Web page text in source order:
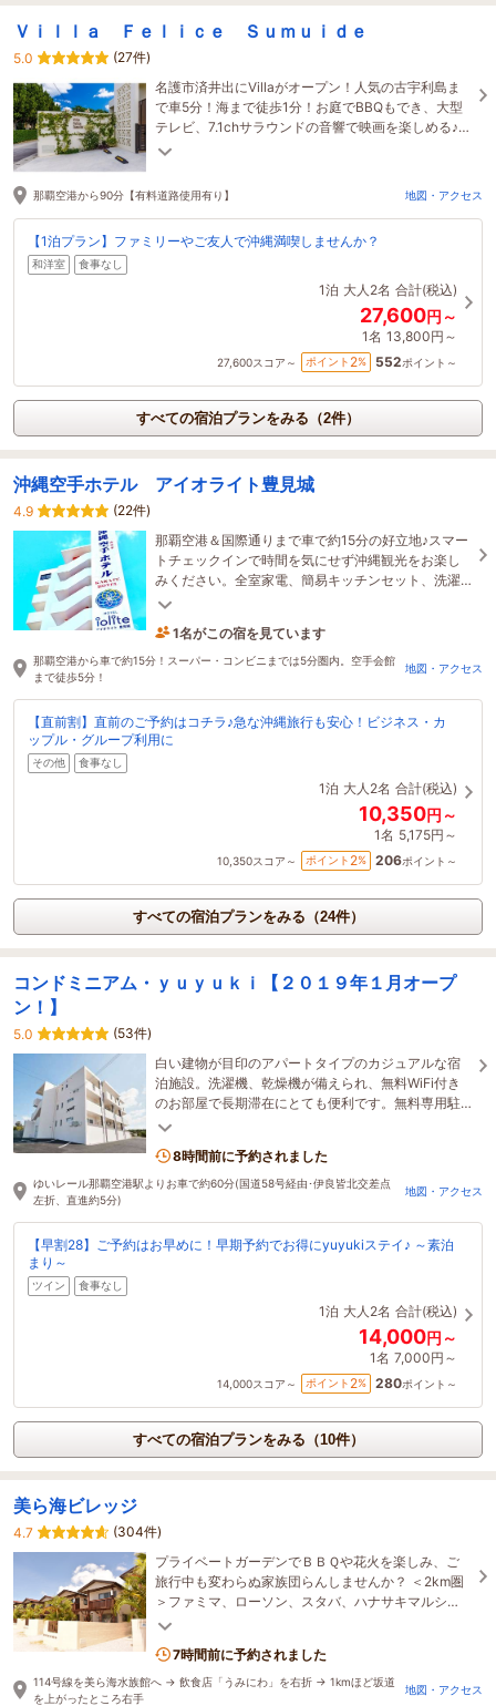
Ｖｉｌｌａ Ｆｅｌｉｃｅ Ｓｕｍｕｉｄｅ
5.0
(27件)
名護市済井出にVillaがオープン！人気の古宇利島ま
で車5分！海まで徒歩1分！お庭でBBQもでき、大型
テレビ、7.1chサラウンドの音響で映画を楽しめる♪ま
さに理想的なVillaです！
那覇空港から90分【有料道路使用有り】 地図・アクセス
【1泊プラン】ファミリーやご友人で沖縄満喫しませんか？
和洋室 食事なし
1泊 大人2名 合計(税込)
27,600円～
1名 13,800円～
27,600スコア～ ポイント 2% 552ポイント～
すべての宿泊プランをみる（2件）
沖縄空手ホテル アイオライト豊見城
4.9
(22件)
那覇空港＆国際通りまで車で約15分の好立地♪スマー
トチェックインで時間を気にせず沖縄観光をお楽し
みください。全室家電、簡易キッチンセット、洗濯
機＆乾燥機完備で連泊・長期滞在にオススメ！
1名がこの宿を見ています
3時間前に予約されました
那覇空港から車で約15分！スーパー・コンビニまでは5分圏内。空手会館
まで徒歩5分！
地図・アクセス
【直前割】直前のご予約はコチラ♪急な沖縄旅行も安心！ビジネス・カ
ップル・グループ利用に
その他 食事なし
1泊 大人2名 合計(税込)
10,350円～
1名 5,175円～
10,350スコア～ ポイント 2% 206ポイント～
すべての宿泊プランをみる（24件）
コンドミニアム・ｙｕｙｕｋｉ【２０１９年１月オープ
ン！】
5.0
(53件)
白い建物が目印のアパートタイプのカジュアルな宿
泊施設。洗濯機、乾燥機が備えられ、無料WiFi付き
のお部屋で長期滞在にとても便利です。無料専用駐
車場を提供しています。
8時間前に予約されました
ゆいレール那覇空港駅よりお車で約60分(国道58号経由･伊良皆北交差点
左折、直進約5分)
地図・アクセス
【早割28】ご予約はお早めに！早期予約でお得にyuyukiステイ♪ ～素泊
まり～
ツイン 食事なし
1泊 大人2名 合計(税込)
14,000円～
1名 7,000円～
14,000スコア～ ポイント 2% 280ポイント～
すべての宿泊プランをみる（10件）
美ら海ビレッジ
4.7
(304件)
プライベートガーデンでＢＢＱや花火を楽しみ、ご
旅行中も変わらぬ家族団らんしませんか？ ＜2km圏
＞ファミマ、ローソン、スタバ、ハナサキマルシ
ェ。＜5km圏＞スーパー、ドラッグストア、
7時間前に予約されました
114号線を美ら海水族館へ → 飲食店「うみにわ」を右折 → 1kmほど坂道
を上がったところ右手
地図・アクセス